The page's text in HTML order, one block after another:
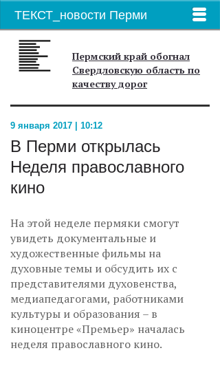
ТЕКСТ_новости Перми
Пермский край обогнал
Свердловскую область по
качеству дорог
9 января 2017 | 10:12
В Перми открылась
Неделя православного
кино
На этой неделе пермяки смогут
увидеть документальные и
художественные фильмы на
духовные темы и обсудить их с
представителями духовенства,
медиапедагогами, работниками
культуры и образования – в
киноцентре «Премьер» началась
неделя православного кино.